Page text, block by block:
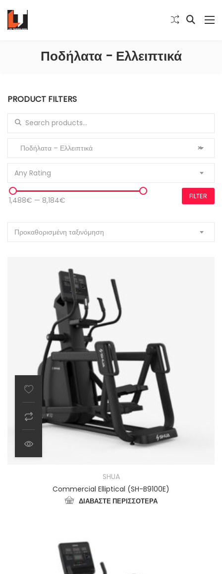
Ποδήλατα - Ελλειπτικά
PRODUCT FILTERS
Search for:
×
Ποδήλατα – Ελλειπτικά
Any Rating
1,488€ — 8,184€ FILTER
Προκαθορισμένη ταξινόμηση
SHUA
Commercial Elliptical (SH-B9100E)
ΔΙΑΒΆΣΤΕ ΠΕΡΙΣΣΌΤΕΡΑ